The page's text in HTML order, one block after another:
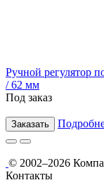
Ручной регулятор
/ 62 мм
Под заказ
Заказать
© 2002–2026
Контакты